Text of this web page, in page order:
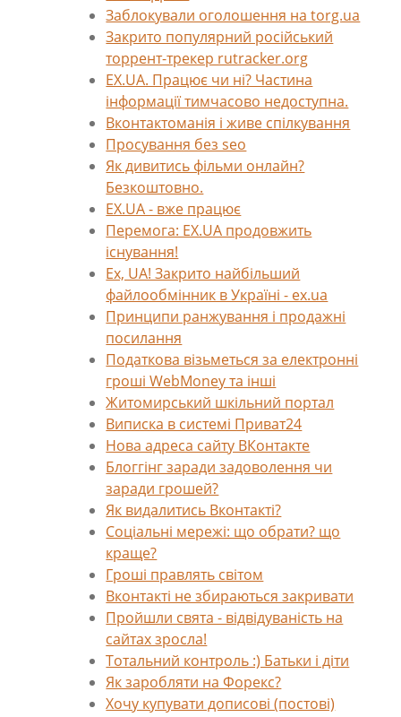
Заблокували оголошення на torg.ua
Закрито популярний російський
торрент-трекер rutracker.org
EX.UA. Працює чи ні? Частина
інформації тимчасово недоступна.
Вконтактоманія і живе спілкування
Просування без seo
Як дивитись фільми онлайн?
Безкоштовно.
EX.UA - вже працює
Перемога: EX.UA продовжить
існування!
Ех, UA! Закрито найбільший
файлообмінник в Україні - ex.ua
Принципи ранжування і продажні
посилання
Податкова візьметься за електронні
гроші WebMoney та інші
Житомирський шкільний портал
Виписка в системі Приват24
Нова адреса сайту ВКонтакте
Блоггінг заради задоволення чи
заради грошей?
Як видалитись Вконтакті?
Соціальні мережі: що обрати? що
краще?
Гроші правлять світом
Вконтакті не збираються закривати
Пройшли свята - відвідуваність на
сайтах зросла!
Тотальний контроль :) Батьки і діти
Як заробляти на Форекс?
Хочу купувати дописові (постові)